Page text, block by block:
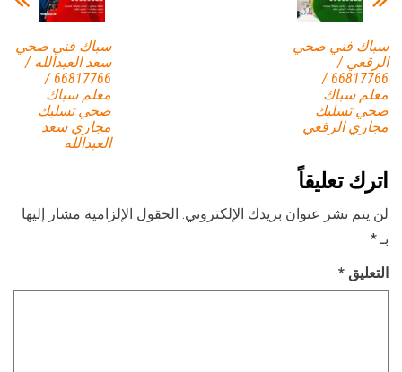
سباك فني صحي
سعد العبدالله /
66817766 /
معلم سباك
صحي تسليك
مجاري سعد
العبدالله
سباك فني صحي
الرقعي /
66817766 /
معلم سباك
صحي تسليك
مجاري الرقعي
اترك تعليقاً
لن يتم نشر عنوان بريدك الإلكتروني. الحقول الإلزامية مشار إليها
بـ*
التعليق *